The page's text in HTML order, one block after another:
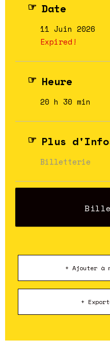
Date
11 Juin 2026
Expired!
Heure
20 h 30 min
Plus
Billetterie
+ Ajouter à
+